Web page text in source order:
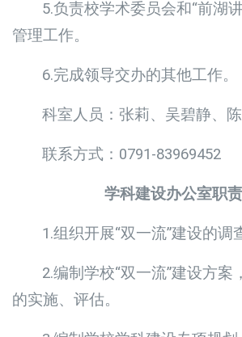
5.负责校学术委员会和“前湖
管理工作。
6.完成领导交办的其他工作。
科室人员：张莉、吴碧静、
联系方式：0791-83969452
学科建设办公室职
1.组织开展“双一流”建设的调
2.编制学校“双一流”建设方案
的实施、评估。